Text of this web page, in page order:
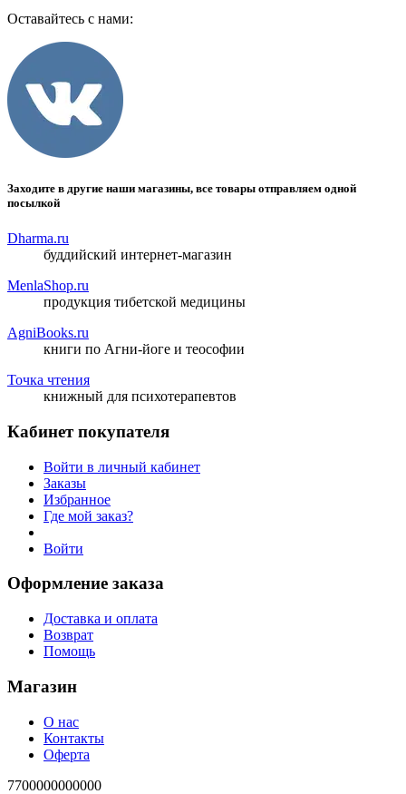
Оставайтесь с нами:
Заходите в другие наши магазины, все товары отправляем одной
посылкой
Dharma.ru
буддийский интернет-магазин
MenlaShop.ru
продукция тибетской медицины
AgniBooks.ru
книги по Агни-йоге и теософии
Точка чтения
книжный для психотерапевтов
Кабинет покупателя
Войти в личный кабинет
Заказы
Избранное
Где мой заказ?
Войти
Оформление заказа
Доставка и оплата
Возврат
Помощь
Магазин
О нас
Контакты
Оферта
7700000000000